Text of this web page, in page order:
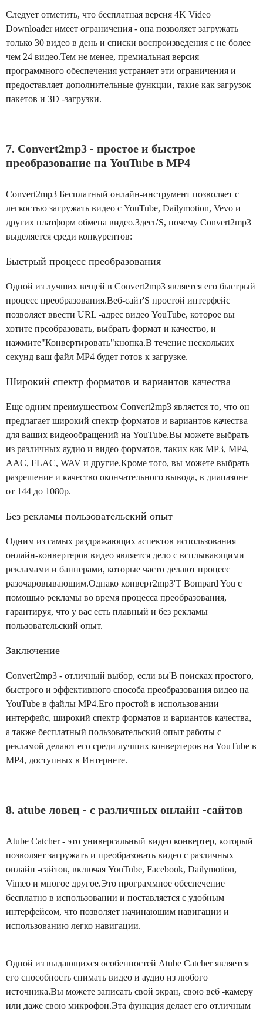
Следует отметить, что бесплатная версия 4K Video
Downloader имеет ограничения - она ​​позволяет загружать
только 30 видео в день и списки воспроизведения с не более
чем 24 видео.Тем не менее, премиальная версия
программного обеспечения устраняет эти ограничения и
предоставляет дополнительные функции, такие как загрузок
пакетов и 3D -загрузки.
7. Convert2mp3 - простое и быстрое
преобразование на YouTube в MP4
Convert2mp3 Бесплатный онлайн-инструмент позволяет с
легкостью загружать видео с YouTube, Dailymotion, Vevo и
других платформ обмена видео.Здесь'S, почему Convert2mp3
выделяется среди конкурентов:
Быстрый процесс преобразования
Одной из лучших вещей в Convert2mp3 является его быстрый
процесс преобразования.Веб-сайт'S простой интерфейс
позволяет ввести URL -адрес видео YouTube, которое вы
хотите преобразовать, выбрать формат и качество, и
нажмите"Конвертировать"кнопка.В течение нескольких
секунд ваш файл MP4 будет готов к загрузке.
Широкий спектр форматов и вариантов качества
Еще одним преимуществом Convert2mp3 является то, что он
предлагает широкий спектр форматов и вариантов качества
для ваших видеообращений на YouTube.Вы можете выбрать
из различных аудио и видео форматов, таких как MP3, MP4,
AAC, FLAC, WAV и другие.Кроме того, вы можете выбрать
разрешение и качество окончательного вывода, в диапазоне
от 144 до 1080p.
Без рекламы пользовательский опыт
Одним из самых раздражающих аспектов использования
онлайн-конвертеров видео является дело с всплывающими
рекламами и баннерами, которые часто делают процесс
разочаровывающим.Однако конверт2mp3'T Bompard You с
помощью рекламы во время процесса преобразования,
гарантируя, что у вас есть плавный и без рекламы
пользовательский опыт.
Заключение
Convert2mp3 - отличный выбор, если вы'В поисках простого,
быстрого и эффективного способа преобразования видео на
YouTube в файлы MP4.Его простой в использовании
интерфейс, широкий спектр форматов и вариантов качества,
а также бесплатный пользовательский опыт работы с
рекламой делают его среди лучших конвертеров на YouTube в
MP4, доступных в Интернете.
8. atube ловец - с различных онлайн -сайтов
Atube Catcher - это универсальный видео конвертер, который
позволяет загружать и преобразовать видео с различных
онлайн -сайтов, включая YouTube, Facebook, Dailymotion,
Vimeo и многое другое.Это программное обеспечение
бесплатно в использовании и поставляется с удобным
интерфейсом, что позволяет начинающим навигации и
использованию легко навигации.
Одной из выдающихся особенностей Atube Catcher является
его способность снимать видео и аудио из любого
источника.Вы можете записать свой экран, свою веб -камеру
или даже свою микрофон.Эта функция делает его отличным